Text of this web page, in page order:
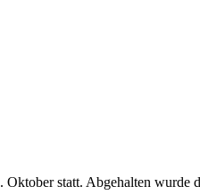
statt. Abgehalten